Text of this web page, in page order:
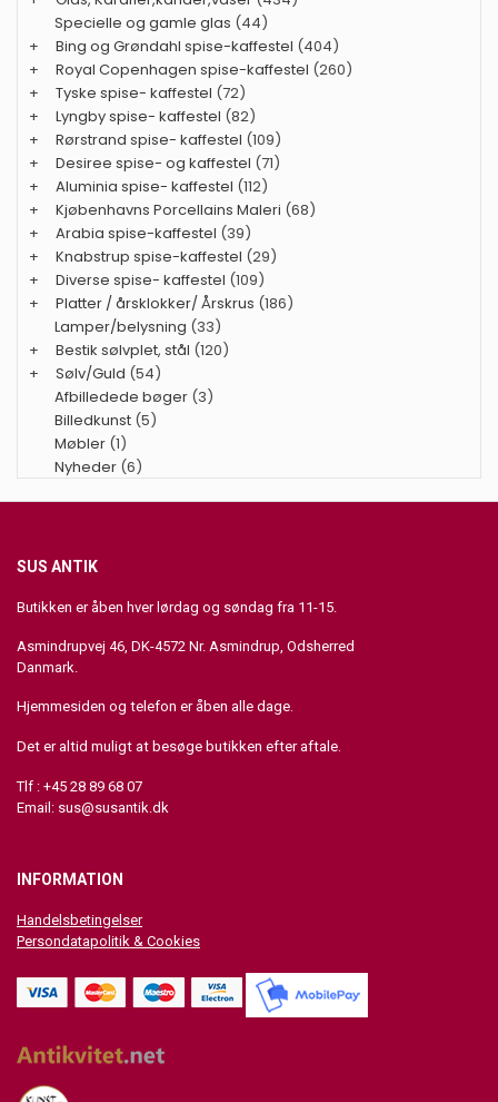
Specielle og gamle glas (44)
+
Bing og Grøndahl spise-kaffestel (404)
+
Royal Copenhagen spise-kaffestel (260)
+
Tyske spise- kaffestel (72)
+
Lyngby spise- kaffestel (82)
+
Rørstrand spise- kaffestel (109)
+
Desiree spise- og kaffestel (71)
+
Aluminia spise- kaffestel (112)
+
Kjøbenhavns Porcellains Maleri (68)
+
Arabia spise-kaffestel (39)
+
Knabstrup spise-kaffestel (29)
+
Diverse spise- kaffestel (109)
+
Platter / årsklokker/ Årskrus (186)
Lamper/belysning (33)
+
Bestik sølvplet, stål (120)
+
Sølv/Guld (54)
Afbilledede bøger (3)
Billedkunst (5)
Møbler (1)
Nyheder (6)
SUS ANTIK
Butikken er åben hver lørdag og søndag fra 11-15.
Asmindrupvej 46, DK-4572 Nr. Asmindrup, Odsherred
Danmark.
Hjemmesiden og telefon er åben alle dage.
Det er altid muligt at besøge butikken efter aftale.
Tlf : +45 28 89 68 07
Email: sus@susantik.dk
INFORMATION
Handelsbetingelser
Persondatapolitik & Cookies